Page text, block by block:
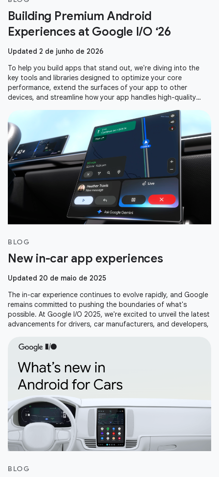
Building Premium Android
Experiences at Google I/O ‘26
Updated 2 de junho de 2026
To help you build apps that stand out, we're diving into the
key tools and libraries designed to optimize your core
performance, extend the surfaces of your app to other
devices, and streamline how your app handles high-quality
BLOG
New in-car app experiences
Updated 20 de maio de 2025
The in-car experience continues to evolve rapidly, and Google
remains committed to pushing the boundaries of what's
possible. At Google I/O 2025, we're excited to unveil the latest
advancements for drivers, car manufacturers, and developers,
BLOG